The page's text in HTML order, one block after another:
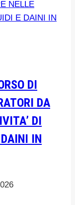
DI
DA
DI
IN